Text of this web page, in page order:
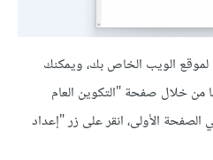
الويب الخاص بك، ويمكنك
من خلال صفحة "التكوين العام
الأولى، انقر على زر "إعداد